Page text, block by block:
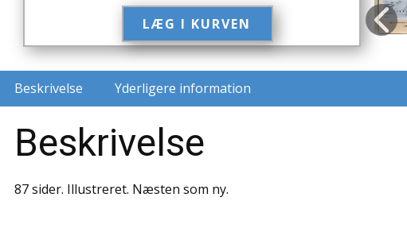
LÆG I KURVEN​
Beskrivelse Yderligere information
Beskrivelse
87 sider. Illustreret. Næsten som ny.